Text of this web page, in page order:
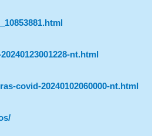
nt.html
covid-20240102060000-nt.html